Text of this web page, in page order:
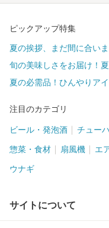
ピックアップ特集
夏の挨拶、まだ間に合いま
旬の美味しさをお届け！
夏の必需品！ひんやりア
注目のカテゴリ
ビール・発泡酒 チュー
惣菜・食材 扇風機 エ
ウナギ
サイトについて